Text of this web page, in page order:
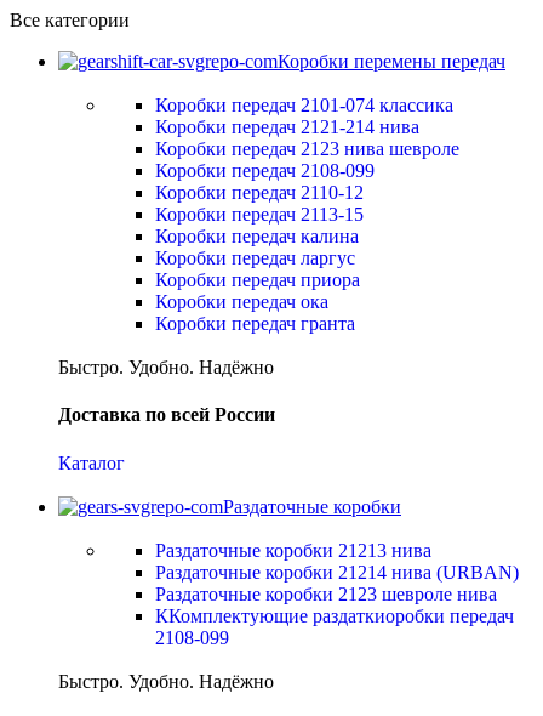
Все категории
Коробки перемены передач
Коробки передач 2101-074 классика
Коробки передач 2121-214 нива
Коробки передач 2123 нива шевроле
Коробки передач 2108-099
Коробки передач 2110-12
Коробки передач 2113-15
Коробки передач калина
Коробки передач ларгус
Коробки передач приора
Коробки передач ока
Коробки передач гранта
Быстро. Удобно. Надёжно
Доставка по всей России
Каталог
Раздаточные коробки
Раздаточные коробки 21213 нива
Раздаточные коробки 21214 нива (URBAN)
Раздаточные коробки 2123 шевроле нива
ККомплектующие раздаткиоробки передач
2108-099
Быстро. Удобно. Надёжно